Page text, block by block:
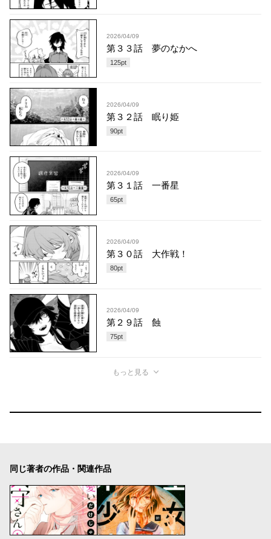
2026/04/09
第３３話 夢のなかへ
125pt
2026/04/09
第３２話 眠り姫
90pt
2026/04/09
第３１話 一番星
65pt
2026/04/09
第３０話 大作戦！
80pt
2026/04/09
第２９話 蝕
75pt
もっと見る
同じ著者の作品・関連作品